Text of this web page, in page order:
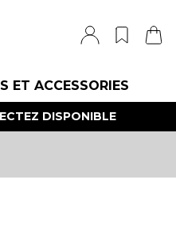
ET ACCESSORIES
DISPONIBLE